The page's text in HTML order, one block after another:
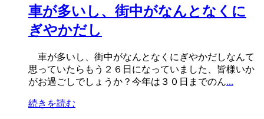
車が多いし、街中がなんとなくに
ぎやかだし
車が多いし、街中がなんとなくにぎやかだしなんて
思っていたらもう２６日になっていました、皆様いか
がお過ごしでしょうか？今年は３０日までのん...
続きを読む